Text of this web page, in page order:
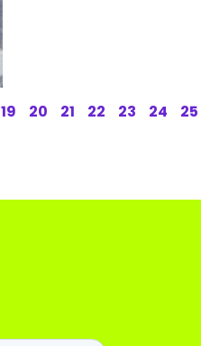
19 20 21 22 23 24 25